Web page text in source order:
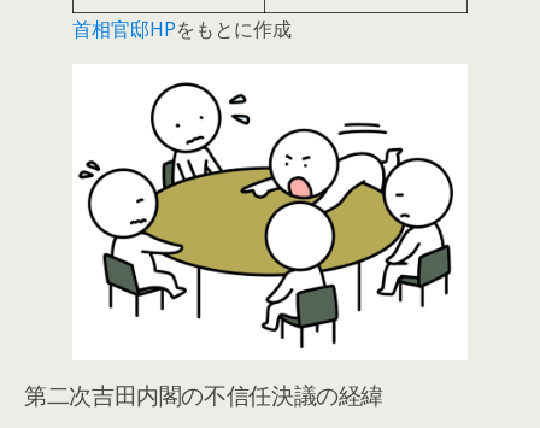
首相官邸HPをもとに作成
第二次吉田内閣の不信任決議の経緯